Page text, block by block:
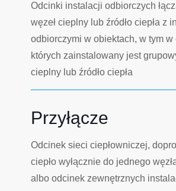
Odcinki instalacji odbiorczych
węzeł cieplny lub źródło ciepła z
odbiorczymi w obiektach, w tym w
których zainstalowany jest
cieplny lub źródło ciepła
Przyłącze
Odcinek sieci ciepłowniczej,
ciepło wyłącznie do jednego
albo odcinek zewnętrznych